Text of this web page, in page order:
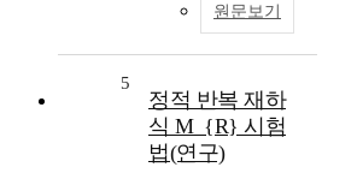
원문보기
5
정적 반복 재하
식 M_{R} 시험
법(연구)